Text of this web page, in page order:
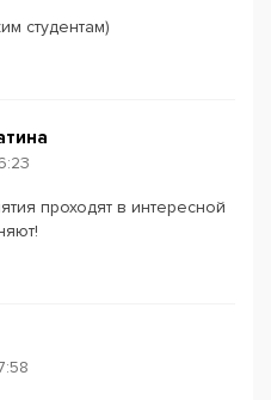
студентам)
проходят в интересной